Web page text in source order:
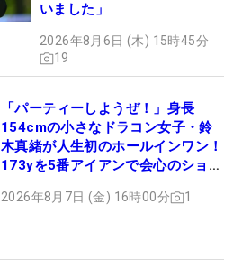
いました」
2026年8月6日 (木) 15時45分
19
「パーティーしようぜ！」身長
154cmの小さなドラコン女子・鈴
木真緒が人生初のホールインワン！
173yを5番アイアンで会心のショッ
2026年8月7日 (金) 16時00分 1